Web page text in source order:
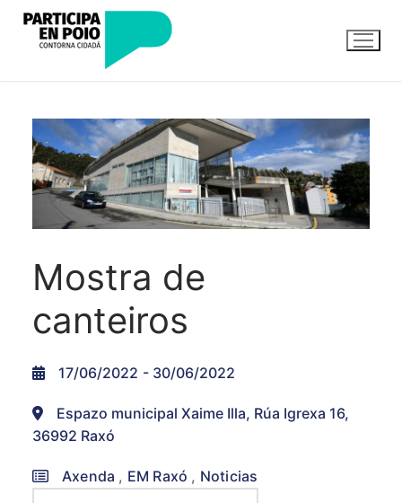
Saltar
Mostra de
canteiros
17/06/2022 - 30/06/2022
Espazo municipal Xaime Illa, Rúa Igrexa 16,
36992 Raxó
Axenda , EM Raxó , Noticias